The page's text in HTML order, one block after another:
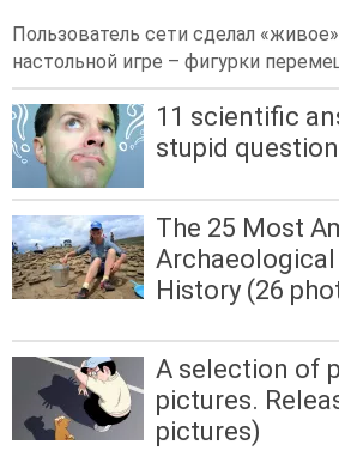
Пользователь сети сделал
настольной игре – фигурки
11 scientific
stupid
The 25 Most
Archaeological
History (26
A selection of
pictures.
pictures)